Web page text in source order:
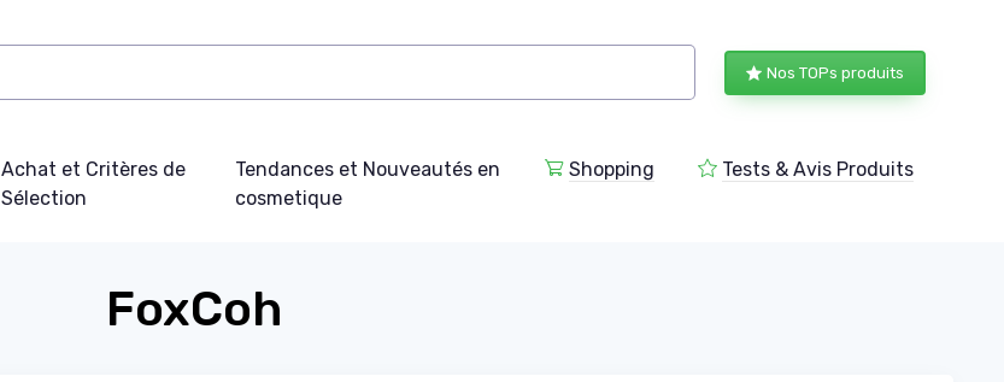
Nos TOPs produits
Achat et Critères de
Sélection
Tendances et Nouveautés en
cosmetique
Shopping Tests & Avis Produits
FoxCoh